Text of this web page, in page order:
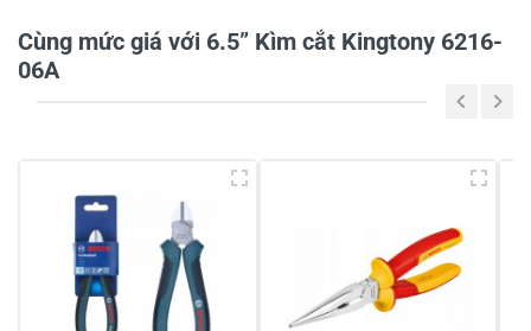
3
1
Cùng mức giá với 6.5” Kìm cắt Kingtony 6216-
06A